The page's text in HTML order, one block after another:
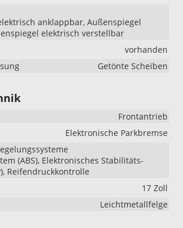
anklappbar, Außenspiegel
elektrisch verstellbar
vorhanden
Getönte Scheiben
Frontantrieb
Elektronische Parkbremse
(ABS), Elektronisches Stabilitäts-
Reifendruckkontrolle
17 Zoll
Leichtmetallfelge